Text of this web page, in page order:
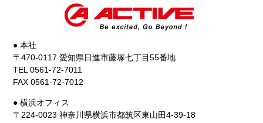
● 本社
〒470-0117 愛知県日進市藤塚七丁目55番地
TEL 0561-72-7011
FAX 0561-72-7012
● 横浜オフィス
〒224-0023 神奈川県横浜市都筑区東山田4-39-18